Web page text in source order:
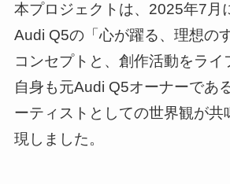
本プロジェクトは、2025年7月
Audi Q5の「心が躍る、理想の
コンセプトと、創作活動をライ
自身も元Audi Q5オーナーであ
ーティストとしての世界観が共
現しました。